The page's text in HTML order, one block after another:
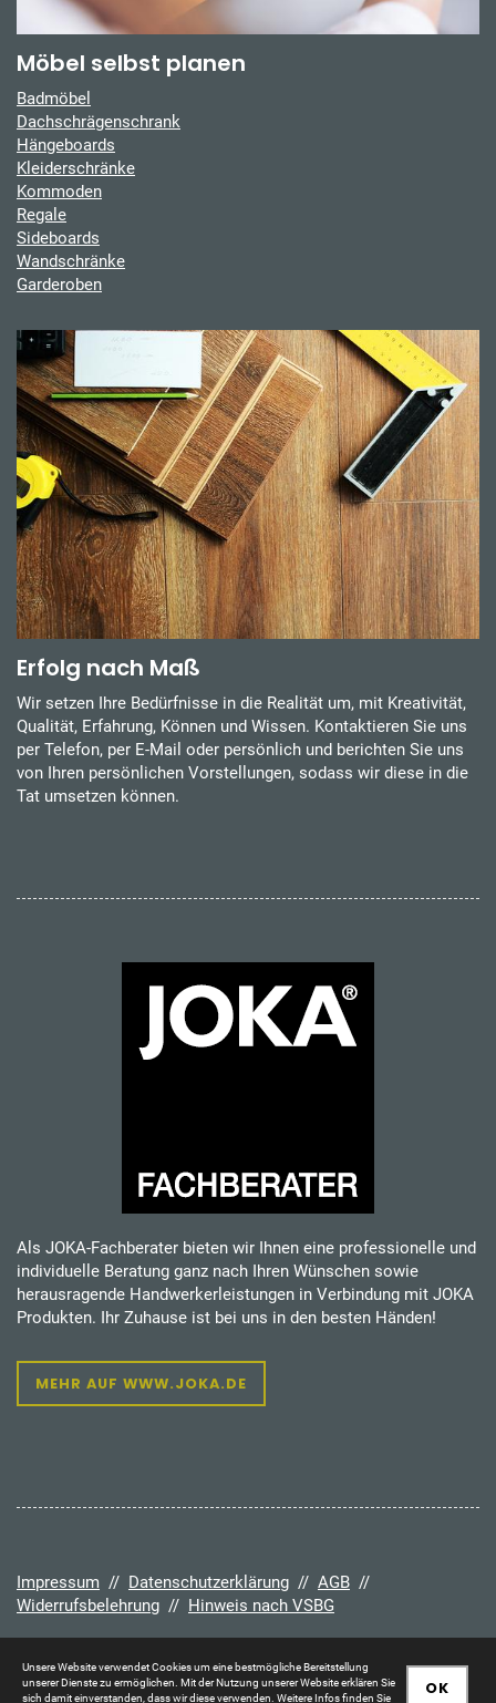
Möbel selbst planen
Badmöbel
Dachschrägenschrank
Hängeboards
Kleiderschränke
Kommoden
Regale
Sideboards
Wandschränke
Garderoben
Erfolg nach Maß
Wir setzen Ihre Bedürfnisse in die Realität um, mit Kreativität,
Qualität, Erfahrung, Können und Wissen. Kontaktieren Sie uns
per Telefon, per E-Mail oder persönlich und berichten Sie uns
von Ihren persönlichen Vorstellungen, sodass wir diese in die
Tat umsetzen können.
Als JOKA-Fachberater bieten wir Ihnen eine professionelle und
individuelle Beratung ganz nach Ihren Wünschen sowie
herausragende Handwerkerleistungen in Verbindung mit JOKA
Produkten. Ihr Zuhause ist bei uns in den besten Händen!
MEHR AUF WWW.JOKA.DE
Impressum // Datenschutzerklärung // AGB //
Widerrufsbelehrung // Hinweis nach VSBG
OK
Unsere Website verwendet Cookies um eine bestmögliche Bereitstellung
unserer Dienste zu ermöglichen. Mit der Nutzung unserer Website erklären Sie
sich damit einverstanden, dass wir diese verwenden. Weitere Infos finden Sie